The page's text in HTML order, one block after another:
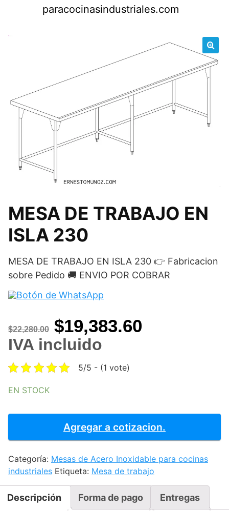
paracocinasindustriales.com
🔍
MESA DE TRABAJO EN
ISLA 230
MESA DE TRABAJO EN ISLA 230 👉 Fabricacion
sobre Pedido 🚚 ENVIO POR COBRAR
$22,280.00 Original
price
was:
$19,383.60
IVA incluido
5/5 - (1 vote)
EN STOCK
ISLA
230
cantidad
Agregar a cotizacion.
Categoría: Mesas de Acero Inoxidable para cocinas
industriales Etiqueta: Mesa de trabajo
Descripción Forma de pago Entregas